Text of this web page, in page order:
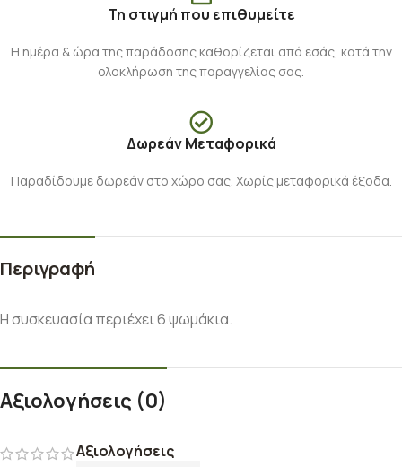
Τη στιγμή που επιθυμείτε
Η ημέρα & ώρα της παράδοσης καθορίζεται από εσάς, κατά την
ολοκλήρωση της παραγγελίας σας.
Δωρεάν Μεταφορικά
Παραδίδουμε δωρεάν στο χώρο σας. Χωρίς μεταφορικά έξοδα.
Περιγραφή
Η συσκευασία περιέχει 6 ψωμάκια.
Αξιολογήσεις (0)
Αξιολογήσεις